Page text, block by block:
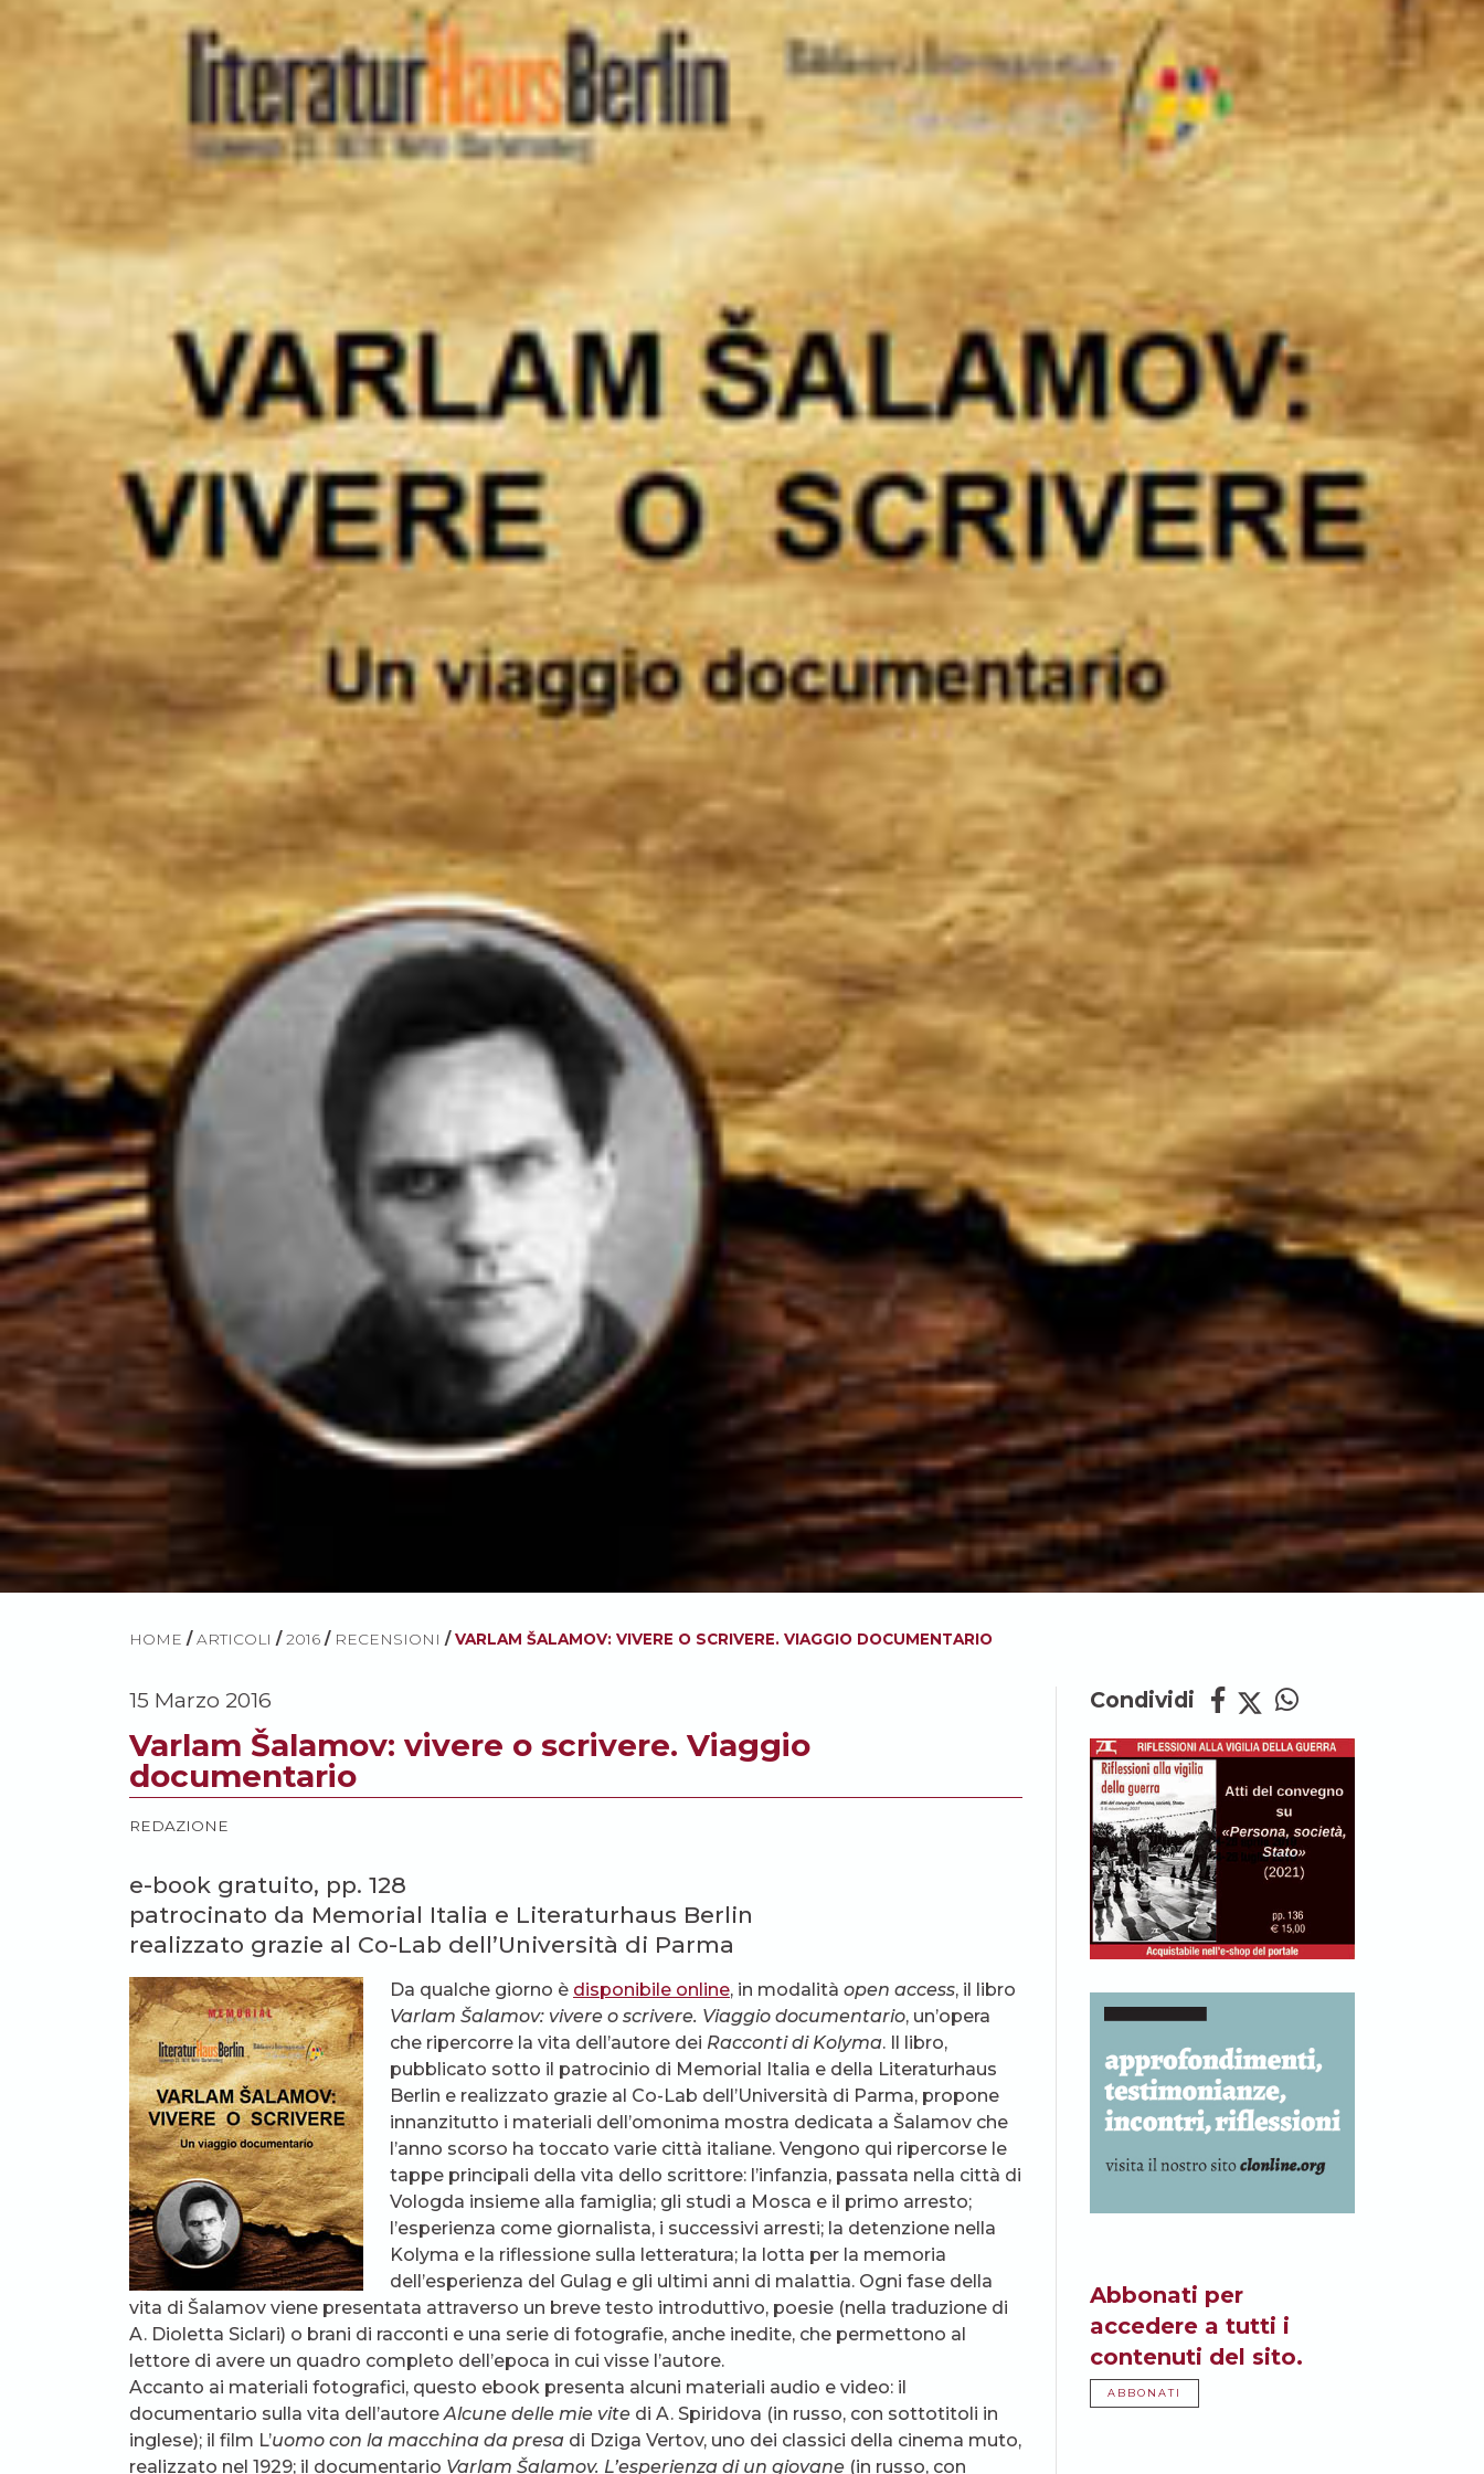
HOME / ARTICOLI / 2016 / RECENSIONI / VARLAM ŠALAMOV: VIVERE O SCRIVERE. VIAGGIO DOCUMENTARIO
15 Marzo 2016
Varlam Šalamov: vivere o scrivere. Viaggio
documentario
REDAZIONE
e-book gratuito, pp. 128
patrocinato da Memorial Italia e Literaturhaus Berlin
realizzato grazie al Co-Lab dell’Università di Parma
Da qualche giorno è disponibile online, in modalità open access, il libro
Varlam Šalamov: vivere o scrivere. Viaggio documentario, un’opera
che ripercorre la vita dell’autore dei Racconti di Kolyma. Il libro,
pubblicato sotto il patrocinio di Memorial Italia e della Literaturhaus
Berlin e realizzato grazie al Co-Lab dell’Università di Parma, propone
innanzitutto i materiali dell’omonima mostra dedicata a Šalamov che
l’anno scorso ha toccato varie città italiane. Vengono qui ripercorse le
tappe principali della vita dello scrittore: l’infanzia, passata nella città di
Vologda insieme alla famiglia; gli studi a Mosca e il primo arresto;
l’esperienza come giornalista, i successivi arresti; la detenzione nella
Kolyma e la riflessione sulla letteratura; la lotta per la memoria
dell’esperienza del Gulag e gli ultimi anni di malattia. Ogni fase della
vita di Šalamov viene presentata attraverso un breve testo introduttivo, poesie (nella traduzione di
A. Dioletta Siclari) o brani di racconti e una serie di fotografie, anche inedite, che permettono al
lettore di avere un quadro completo dell’epoca in cui visse l’autore.
Accanto ai materiali fotografici, questo ebook presenta alcuni materiali audio e video: il
documentario sulla vita dell’autoreAlcune delle mie vite di A. Spiridova (in russo, con sottotitoli in
inglese); il film L’uomo con la macchina da presa di Dziga Vertov, uno dei classici della cinema muto,
realizzato nel 1929; il documentario Varlam Šalamov. L’esperienza di un giovane (in russo, con
Condividi
Abbonati per
accedere a tutti i
contenuti del sito.
ABBONATI